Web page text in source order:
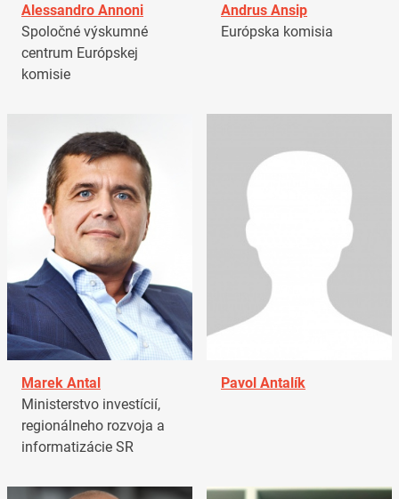
Alessandro Annoni
Spoločné výskumné
centrum Európskej
komisie
Andrus Ansip
Európska komisia
Marek Antal
Ministerstvo investícií,
regionálneho rozvoja a
informatizácie SR
Pavol Antalík